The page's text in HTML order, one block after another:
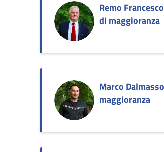
Remo
di maggioranza
Marco
maggioranza